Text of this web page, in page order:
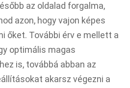
az oldalad forgalma,
azon, hogy vajon képes
őket. További érv e mellett a
optimális magas
is, továbbá abban az
akarsz végezni a